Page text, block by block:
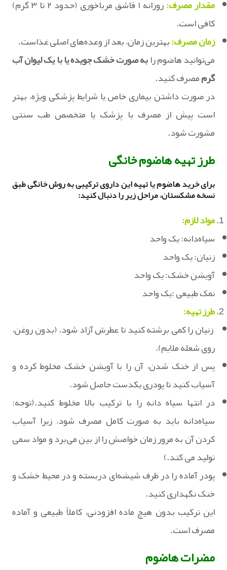
مقدار مصرف:
روزانه ۱ قاشق مرباخوری (حدود ۲ تا ۳ گرم)
کافی است.
زمان مصرف:بهترین زمان، بعد از وعده‌های اصلی غذاست.
می‌توانید هاضوم رابه صورت خشک جویده یا با یک لیوان آب
گرممصرف کنید.
در صورت داشتن بیماری خاص یا شرایط پزشکی ویژه، بهتر
است پیش از مصرف با پزشک یا متخصص طب سنتی
مشورت شود.
طرز تهیه هاضوم خانگی
برای خرید هاضوم یا تهیه این داروی ترکیبی به روش خانگی طبق
نسخه مشکستان، مراحل زیر را دنبال کنید:
مواد لازم:
سیاه‌دانه: یک واحد
زنیان: یک واحد
آویشن خشک: یک واحد
نمک طبیعی :یک واحد
طرز تهیه:
زنیان را کمی برشته کنید تا عطرش آزاد شود. (بدون روغن،
روی شعله ملایم).
پس از خنک شدن، آن را با آویشن خشک مخلوط کرده و
آسیاب کنید تا پودری یکدست حاصل شود.
در انتها سیاه دانه را با ترکیب بالا مخلوط کنید.(توجه:
سیاه‌دانه باید به صورت کامل مصرف شود، زیرا آسیاب
کردن آن به مرور زمان خواصش را از بین می‌برد و مواد سمی
تولید می کند.)
پودر آماده را در ظرف شیشه‌ای دربسته و در محیط خشک و
خنک نگهداری کنید.
این ترکیب بدون هیچ ماده افزودنی، کاملاً طبیعی و آماده
مصرف است.
مضرات هاضوم